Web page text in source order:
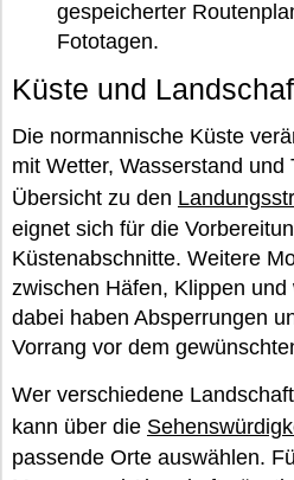
gespeicherter
Fototagen.
Küste und
Die normannische Küste
mit Wetter, Wasserstand und
Übersicht zu den
eignet sich für die
Küstenabschnitte. Weitere
zwischen Häfen, Klippen
dabei haben Absperrungen
Vorrang vor dem
Wer verschiedene
kann über die
passende Orte auswählen.